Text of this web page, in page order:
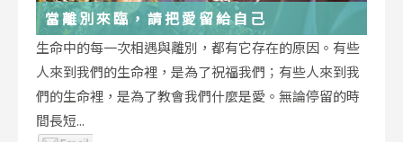
當離別來臨，請把愛留給自己
生命中的每一次相遇與離別，都有它存在的原因。有些
人來到我們的生命裡，是為了祝福我們；有些人來到我
們的生命裡，是為了教會我們什麼是愛。無論停留的時
間長短...